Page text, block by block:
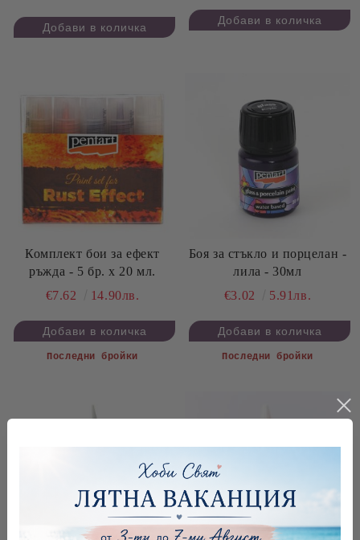
Комплект бои за ефект
ръжда - 5 бр. х 20 мл.
€7.62
14.90лв.
Последни бройки
Боя за стъкло и порцелан -
лила - 30мл
€3.02
5.91лв.
Последни бройки